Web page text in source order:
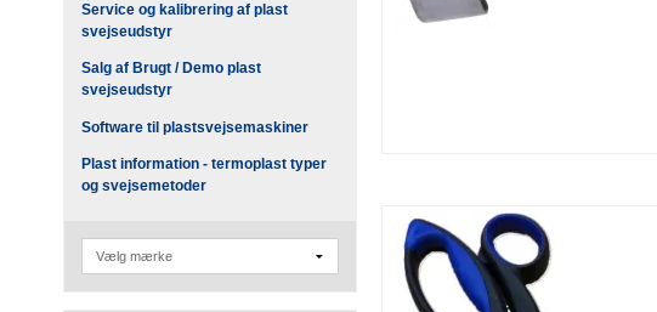
Service og kalibrering af plast
svejseudstyr
Salg af Brugt / Demo plast
svejseudstyr
Software til plastsvejsemaskiner
Plast information - termoplast typer
og svejsemetoder